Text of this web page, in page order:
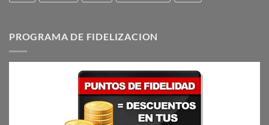
PROGRAMA DE FIDELIZACION